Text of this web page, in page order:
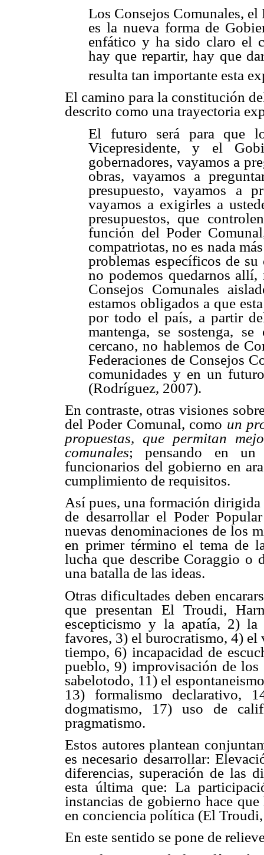
Los Consejos Comunales,
es la nueva forma de
enfático y ha sido claro el
hay que repartir, hay que
resulta tan importante esta
El camino para la constitución
descrito como una trayectoria
El futuro será para que
Vicepresidente, y el
gobernadores, vayamos a
obras, vayamos a
presupuesto, vayamos a
vayamos a exigirles a
presupuestos, que
función del Poder
compatriotas, no es nada
problemas específicos de
no podemos quedarnos allí,
Consejos Comunales
estamos obligados a que
por todo el país, a partir
mantenga, se sostenga,
cercano, no hablemos de
Federaciones de Consejos
comunidades y en un
(Rodríguez, 2007).
En contraste, otras visiones
del Poder Comunal, como un
propuestas, que permitan
comunales; pensando en
funcionarios del gobierno en
cumplimiento de requisitos.
Así pues, una formación dirigida
de desarrollar el Poder
nuevas denominaciones de los
en primer término el tema de
lucha que describe Coraggio o
una batalla de las ideas.
Otras dificultades deben
que presentan El Troudi,
escepticismo y la apatía, 2)
favores, 3) el burocratismo, 4) el
tiempo, 6) incapacidad de
pueblo, 9) improvisación de
sabelotodo, 11) el
13) formalismo declarativo,
dogmatismo, 17) uso de
pragmatismo.
Estos autores plantean
es necesario desarrollar:
diferencias, superación de las
esta última que: La
instancias de gobierno hace
en conciencia política (El
En este sentido se pone de